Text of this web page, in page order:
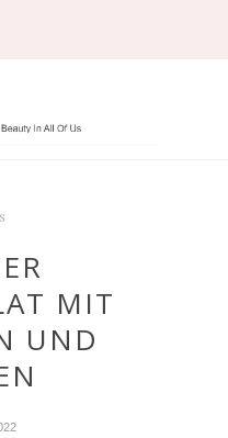
MIT
UND